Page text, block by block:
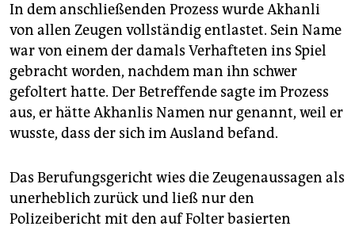
In dem anschließenden Prozess wurde Akhanli
von allen Zeugen vollständig entlastet. Sein Name
war von einem der damals Verhafteten ins Spiel
gebracht worden, nachdem man ihn schwer
gefoltert hatte. Der Betreffende sagte im Prozess
aus, er hätte Akhanlis Namen nur genannt, weil er
wusste, dass der sich im Ausland befand.
Das Berufungsgericht wies die Zeugenaussagen als
unerheblich zurück und ließ nur den
Polizeibericht mit den auf Folter basierten